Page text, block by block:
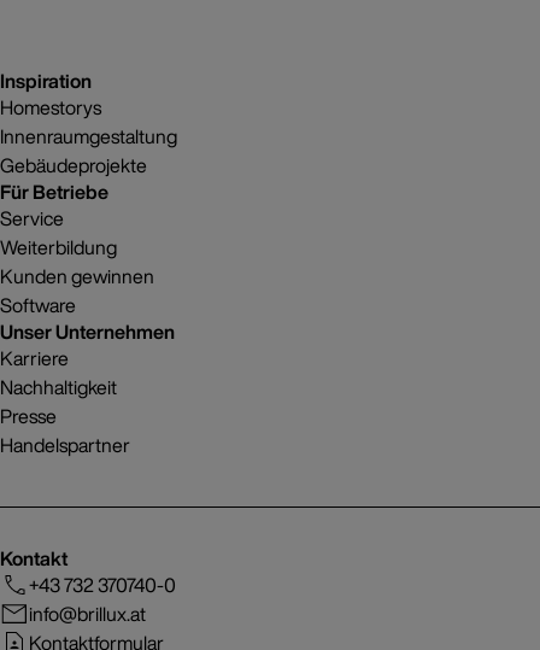
Inspiration
Homestorys
Innenraumgestaltung
Gebäudeprojekte
Für Betriebe
Service
Weiterbildung
Kunden gewinnen
Software
Unser Unternehmen
Karriere
Nachhaltigkeit
Presse
Handelspartner
Kontakt
+43 732 370740-0
info@brillux.at
Kontaktformular